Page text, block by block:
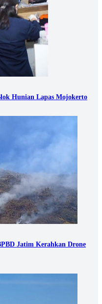
Hunian Lapas Mojokerto
Jatim Kerahkan Drone